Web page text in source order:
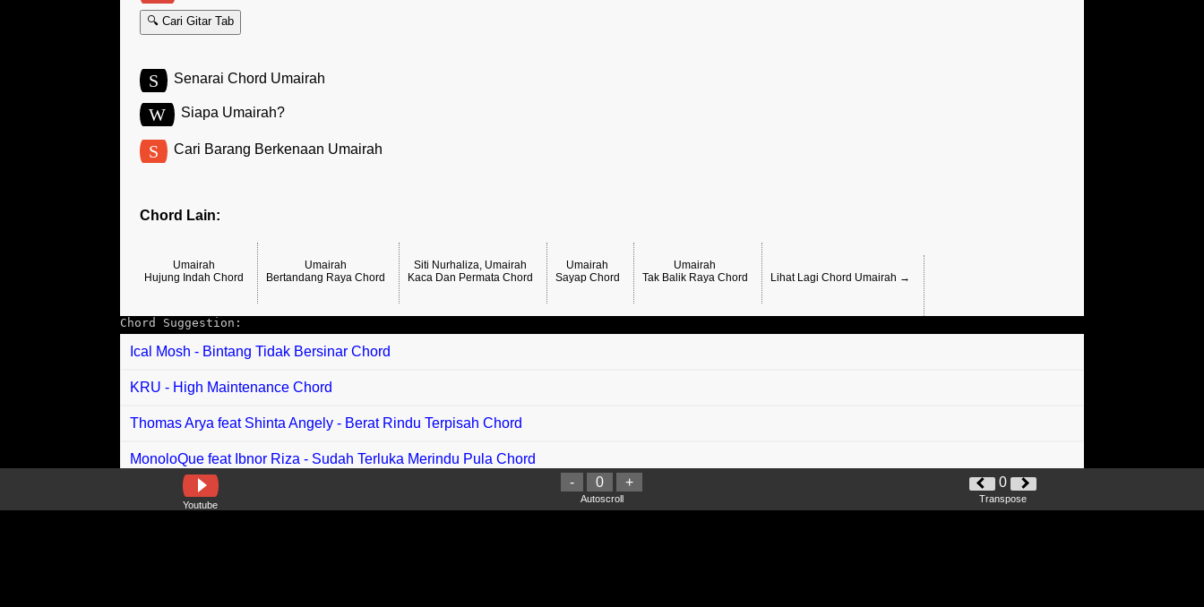
🔍 Cari Gitar Tab
S Senarai Chord Umairah
W Siapa Umairah?
S Cari Barang Berkenaan Umairah
Chord Lain:
Umairah
Hujung Indah Chord
Umairah
Bertandang Raya Chord
Siti Nurhaliza, Umairah
Kaca Dan Permata Chord
Umairah
Sayap Chord
Umairah
Tak Balik Raya Chord
Lihat Lagi Chord Umairah →
Chord Suggestion:
Ical Mosh - Bintang Tidak Bersinar Chord
KRU - High Maintenance Chord
Thomas Arya feat Shinta Angely - Berat Rindu Terpisah Chord
MonoloQue feat Ibnor Riza - Sudah Terluka Merindu Pula Chord
Maryline - Enda Ngenang Budi Chord
Youtube
- 0 +
Autoscroll
0
Transpose